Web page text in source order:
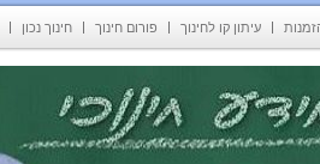
עיתון קו לחינוך פורום חינוך חינוך נכון